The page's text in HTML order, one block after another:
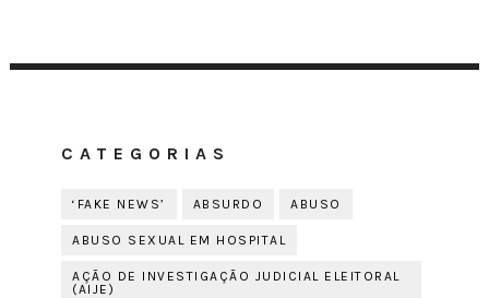
CATEGORIAS
‘FAKE NEWS’ ABSURDO ABUSO
ABUSO SEXUAL EM HOSPITAL
AÇÃO DE INVESTIGAÇÃO JUDICIAL ELEITORAL
(AIJE)